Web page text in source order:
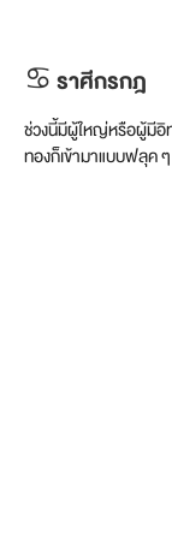
♋ ราศีกรกฎ
ช่วงนี้มีผู้ใหญ่หรือผู้มีอิ
ทองก็เข้ามาแบบฟลุค